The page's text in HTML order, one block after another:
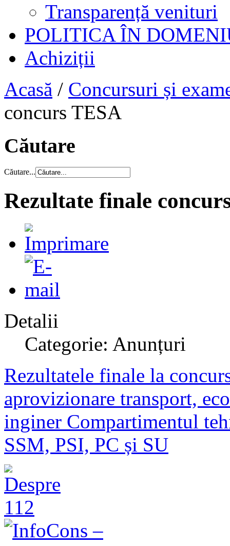
Transparență venituri
POLITICA ÎN
Achiziții
Acasă / Concursuri și
concurs TESA
Căutare
Căutare...
Rezultate finale
Detalii
Categorie: Anunțuri
Rezultatele finale la
aprovizionare transport,
inginer Compartimentul
SSM, PSI, PC și SU